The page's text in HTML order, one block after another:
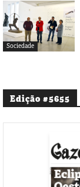
Sociedade
Edição #5655